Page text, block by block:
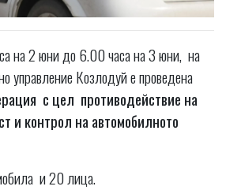
на 2 юни до 6.00 часа на 3 юни, на
управление Козлодуй е проведена
с цел противодействие на
и контрол на автомобилното
и 20 лица.